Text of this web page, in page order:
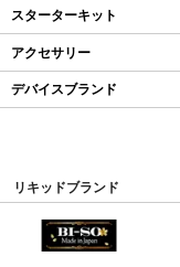
スターターキット
アクセサリー
デバイスブランド
リキッドブランド